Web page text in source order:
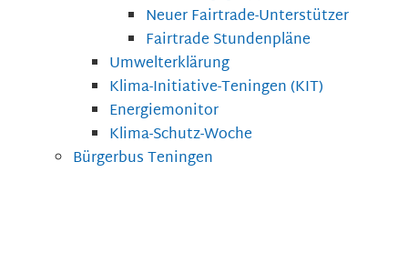
Neuer Fairtrade-Unterstützer
Fairtrade Stundenpläne
Umwelterklärung
Klima-Initiative-Teningen (KIT)
Energiemonitor
Klima-Schutz-Woche
Bürgerbus Teningen